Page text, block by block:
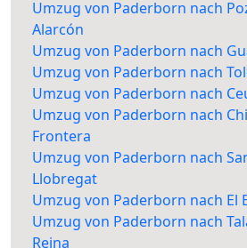
Umzug von Paderborn nach
Alarcón
Umzug von Paderborn nach
Umzug von Paderborn nach
Umzug von Paderborn nach
Umzug von Paderborn nach
Frontera
Umzug von Paderborn nach
Llobregat
Umzug von Paderborn nach El
Umzug von Paderborn nach
Reina